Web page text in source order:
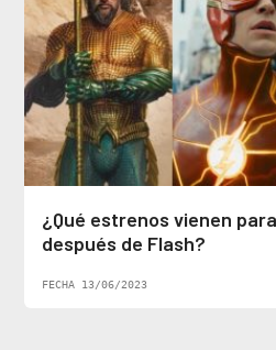
¿Qué estrenos vienen
después de Flash?
FECHA 13/06/2023